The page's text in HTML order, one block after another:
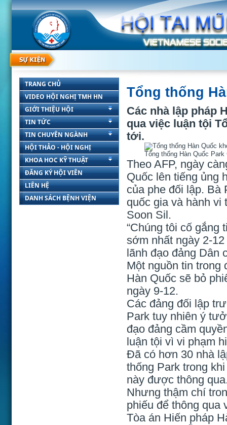
TRANG CHỦ
VIDEO HỘI NGHỊ TMH HN
GIỚI THIỆU HỘI
TIN TỨC
TIN CHUYÊN NGÀNH
HỘI THẢO - HỘI NGHỊ
KHOA HOC KỸ THUẬT
ĐĂNG KÝ HỘI VIÊN
LIÊN HỆ
DANH SÁCH BỆNH VIỆN
Tổng thống
Các nhà lập pháp
qua việc luận tội
tới.
Tổng thống Hàn Quốc
Theo AFP, ngày
Quốc lên tiếng ủng
của phe đối lập. Bà
quốc gia và hành vi
Soon Sil.
“Chúng tôi cố gắng
sớm nhất ngày 2-
lãnh đạo đảng Dân
Một nguồn tin trong
Hàn Quốc sẽ bỏ
ngày 9-12.
Các đảng đối lập
Park tuy nhiên ý
đạo đảng cầm
luận tội vì vi phạm
Đã có hơn 30 nhà
thống Park trong
này được thông
Nhưng thậm chí
phiếu để thông qua
Tòa án Hiến pháp